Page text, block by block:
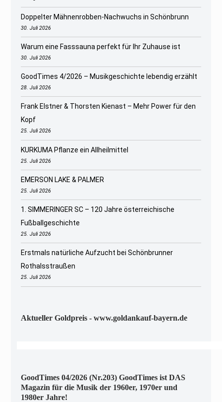
Doppelter Mähnenrobben-Nachwuchs in Schönbrunn
30. Juli 2026
Warum eine Fasssauna perfekt für Ihr Zuhause ist
30. Juli 2026
GoodTimes 4/2026 – Musikgeschichte lebendig erzählt
28. Juli 2026
Frank Elstner & Thorsten Kienast – Mehr Power für den
Kopf
25. Juli 2026
KURKUMA Pflanze ein Allheilmittel
25. Juli 2026
EMERSON LAKE & PALMER
25. Juli 2026
1. SIMMERINGER SC – 120 Jahre österreichische
Fußballgeschichte
25. Juli 2026
Erstmals natürliche Aufzucht bei Schönbrunner
Rothalsstraußen
25. Juli 2026
Aktueller Goldpreis - www.goldankauf-bayern.de
GoodTimes 04/2026 (Nr.203) GoodTimes ist DAS
Magazin für die Musik der 1960er, 1970er und
1980er Jahre!